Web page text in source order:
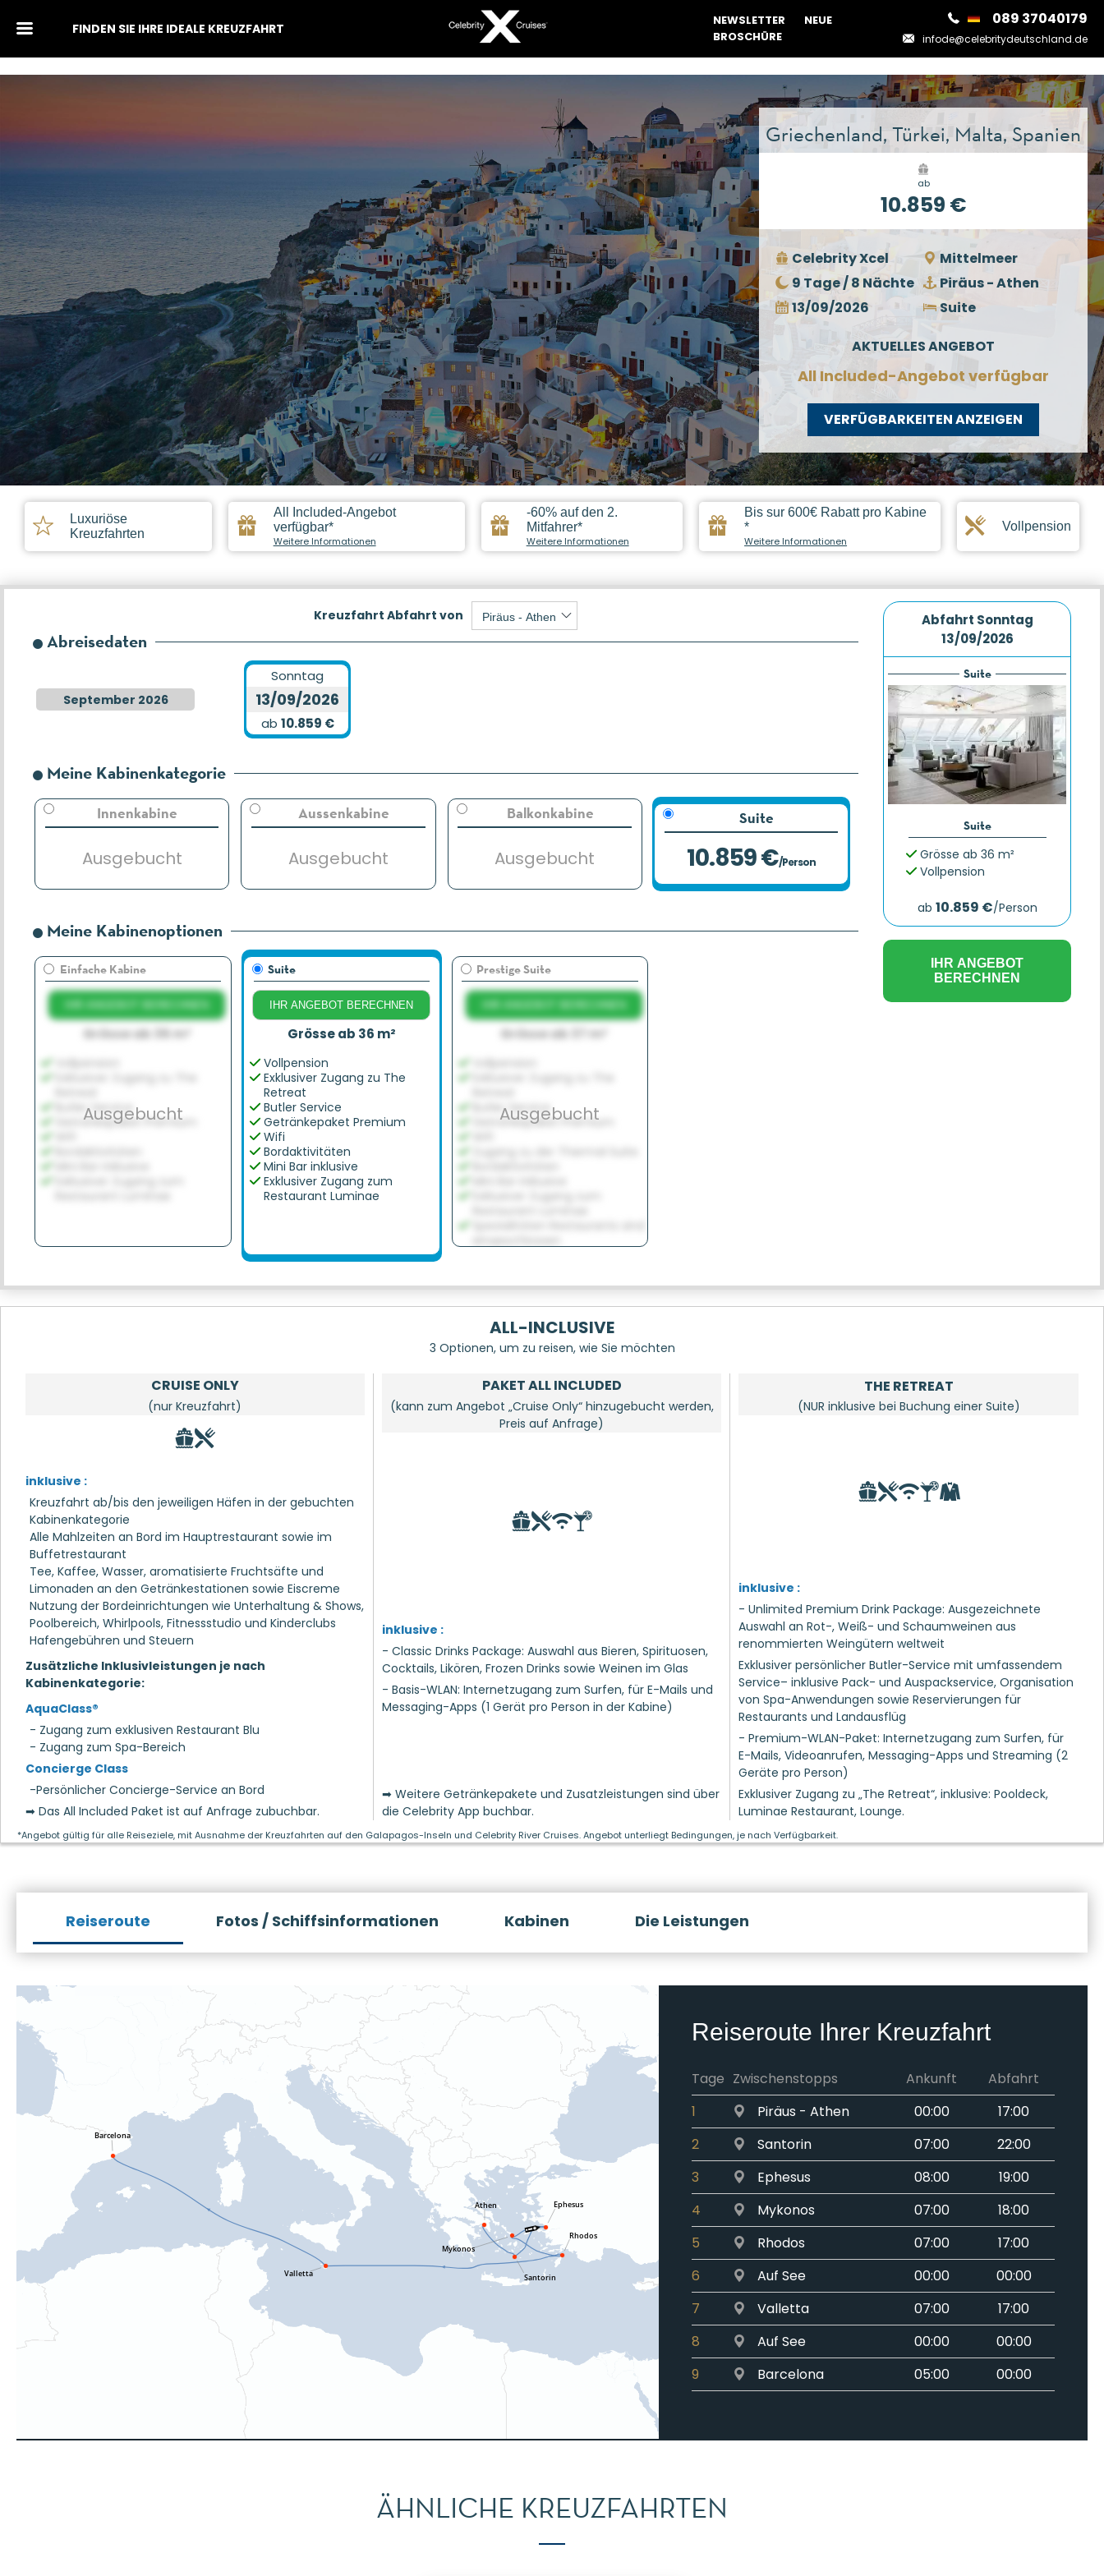
FINDEN SIE IHRE IDEALE KREUZFAHRT NEWSLETTER
NEUE
BROSCHÜRE
089 37040179
infode@celebritydeutschland.de
Griechenland, Türkei, Malta, Spanien
ab
10.859 €
Celebrity Xcel
Mittelmeer
9 Tage / 8 Nächte
Piräus - Athen
13/09/2026
Suite
AKTUELLES ANGEBOT
All Included-Angebot verfügbar
VERFÜGBARKEITEN ANZEIGEN
Luxuriöse
Kreuzfahrten
All Included-Angebot
verfügbar*
Weitere Informationen
-60% auf den 2.
Mitfahrer*
Weitere Informationen
Bis sur 600€ Rabatt pro Kabine
*
Weitere Informationen
Vollpension
Kreuzfahrt Abfahrt von
Abreisedaten
September 2026
Sonntag
13/09/2026
ab 10.859 €
Meine Kabinenkategorie
Innenkabine
Ausgebucht
Aussenkabine
Ausgebucht
Balkonkabine
Ausgebucht
Suite
10.859 €/Person
Meine Kabinenoptionen
Einfache Kabine
Grösse ab 36 m²
Butler Service
Getränkepaket Premium
Ausgebucht
Suite
IHR ANGEBOT BERECHNEN
Grösse ab 36 m²
Vollpension
Exklusiver Zugang zu The
Retreat
Butler Service
Getränkepaket Premium
Wifi
Bordaktivitäten
Mini Bar inklusive
Exklusiver Zugang zum
Restaurant Luminae
Prestige Suite
Grösse ab 37 m²
Butler Service
Getränkepaket Premium
Ausgebucht
Abfahrt Sonntag
13/09/2026
Suite
Suite
Grösse ab 36 m²
Vollpension
ab 10.859 €/Person
IHR ANGEBOT
BERECHNEN
ALL-INCLUSIVE
3 Optionen, um zu reisen, wie Sie möchten
CRUISE ONLY
(nur Kreuzfahrt)
inklusive :
Kreuzfahrt ab/bis den jeweiligen Häfen in der gebuchten
Kabinenkategorie
Alle Mahlzeiten an Bord im Hauptrestaurant sowie im
Buffetrestaurant
Tee, Kaffee, Wasser, aromatisierte Fruchtsäfte und
Limonaden an den Getränkestationen sowie Eiscreme
Nutzung der Bordeinrichtungen wie Unterhaltung & Shows,
Poolbereich, Whirlpools, Fitnessstudio und Kinderclubs
Hafengebühren und Steuern
Zusätzliche Inklusivleistungen je nach
Kabinenkategorie:
AquaClass®
- Zugang zum exklusiven Restaurant Blu
- Zugang zum Spa-Bereich
Concierge Class
-Persönlicher Concierge-Service an Bord
➡ Das All Included Paket ist auf Anfrage zubuchbar.
PAKET ALL INCLUDED
(kann zum Angebot „Cruise Only“ hinzugebucht werden,
Preis auf Anfrage)
inklusive :
- Classic Drinks Package: Auswahl aus Bieren, Spirituosen,
Cocktails, Likören, Frozen Drinks sowie Weinen im Glas
- Basis-WLAN: Internetzugang zum Surfen, für E-Mails und
Messaging-Apps (1 Gerät pro Person in der Kabine)
➡ Weitere Getränkepakete und Zusatzleistungen sind über
die Celebrity App buchbar.
THE RETREAT
(NUR inklusive bei Buchung einer Suite)
inklusive :
- Unlimited Premium Drink Package: Ausgezeichnete
Auswahl an Rot-, Weiß- und Schaumweinen aus
renommierten Weingütern weltweit
Exklusiver persönlicher Butler-Service mit umfassendem
Service– inklusive Pack- und Auspackservice, Organisation
von Spa-Anwendungen sowie Reservierungen für
Restaurants und Landausflüg
- Premium-WLAN-Paket: Internetzugang zum Surfen, für
E-Mails, Videoanrufen, Messaging-Apps und Streaming (2
Geräte pro Person)
Exklusiver Zugang zu „The Retreat“, inklusive: Pooldeck,
Luminae Restaurant, Lounge.
*Angebot gültig für alle Reiseziele, mit Ausnahme der Kreuzfahrten auf den Galapagos-Inseln und Celebrity River Cruises. Angebot unterliegt Bedingungen, je nach Verfügbarkeit.
Reiseroute Fotos / Schiffsinformationen Kabinen Die Leistungen
Reiseroute Ihrer Kreuzfahrt
Tage Zwischenstopps Ankunft
Abfahrt
1
Piräus - Athen 00:00
17:00
2
Santorin 07:00
22:00
3
Ephesus 08:00
19:00
4
Mykonos 07:00
18:00
5
Rhodos 07:00
17:00
6
Auf See 00:00
00:00
7
Valletta 07:00
17:00
8
Auf See 00:00
00:00
9
Barcelona 05:00 00:00
ÄHNLICHE KREUZFAHRTEN